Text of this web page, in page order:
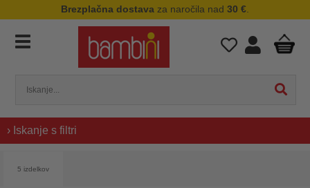
Brezplačna dostava za naročila nad 30 €
› Iskanje s filtri
5 izdelkov